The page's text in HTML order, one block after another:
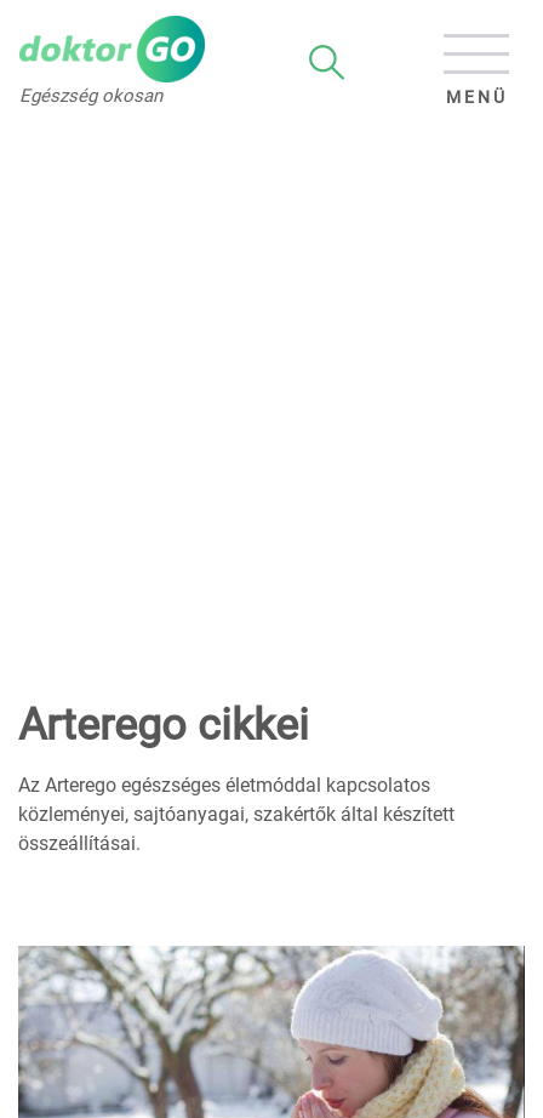
Egészség okosan MENÜ
Arterego cikkei
Az Arterego egészséges életmóddal kapcsolatos
közleményei, sajtóanyagai, szakértők által készített
összeállításai.